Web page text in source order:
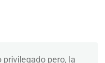
privilegado pero, la